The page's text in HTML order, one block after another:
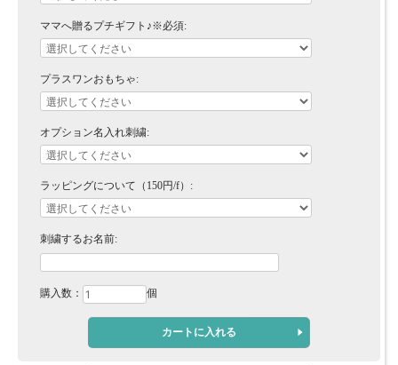
ママへ贈るプチギフト♪※必須:
プラスワンおもちゃ:
オプション名入れ刺繍:
ラッピングについて（150円/f）:
刺繍するお名前:
購入数： 個